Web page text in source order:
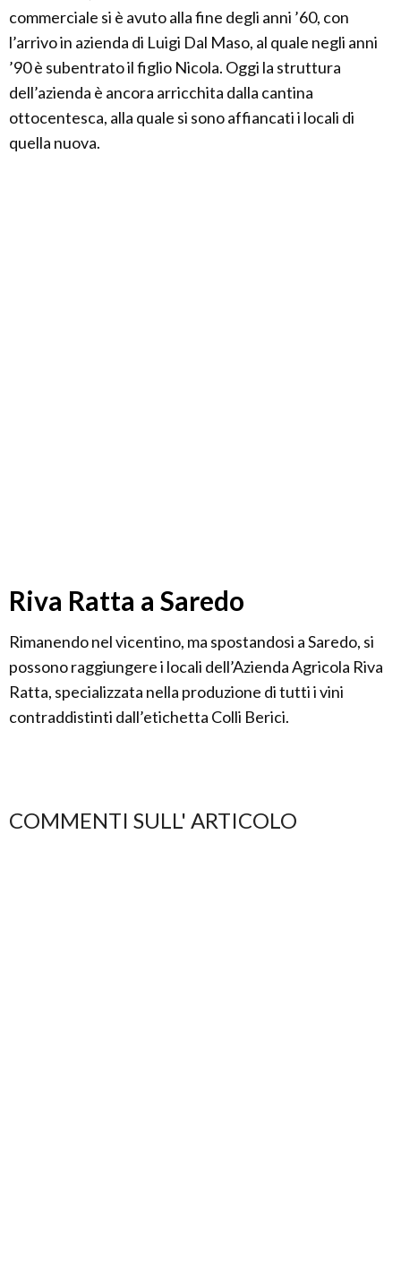
commerciale si è avuto alla fine degli anni ’60, con
l’arrivo in azienda di Luigi Dal Maso, al quale negli anni
’90 è subentrato il figlio Nicola. Oggi la struttura
dell’azienda è ancora arricchita dalla cantina
ottocentesca, alla quale si sono affiancati i locali di
quella nuova.
Riva Ratta a Saredo
Rimanendo nel vicentino, ma spostandosi a Saredo, si
possono raggiungere i locali dell’Azienda Agricola Riva
Ratta, specializzata nella produzione di tutti i vini
contraddistinti dall’etichetta Colli Berici.
COMMENTI SULL' ARTICOLO